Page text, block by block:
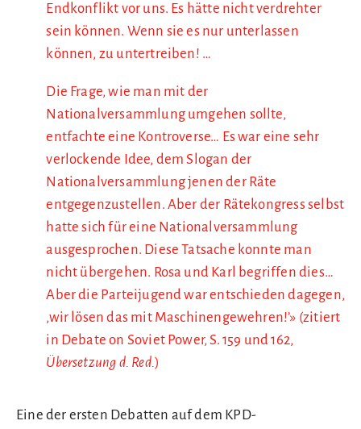
Endkonflikt vor uns. Es hätte nicht verdrehter
sein können. Wenn sie es nur unterlassen
können, zu untertreiben! …
Die Frage, wie man mit der
Nationalversammlung umgehen sollte,
entfachte eine Kontroverse… Es war eine sehr
verlockende Idee, dem Slogan der
Nationalversammlung jenen der Räte
entgegenzustellen. Aber der Rätekongress selbst
hatte sich für eine Nationalversammlung
ausgesprochen. Diese Tatsache konnte man
nicht übergehen. Rosa und Karl begriffen dies…
Aber die Parteijugend war entschieden dagegen,
‚wir lösen das mit Maschinengewehren!’» (zitiert
in Debate on Soviet Power, S. 159 und 162,
Übersetzung d. Red.)
Eine der ersten Debatten auf dem KPD-